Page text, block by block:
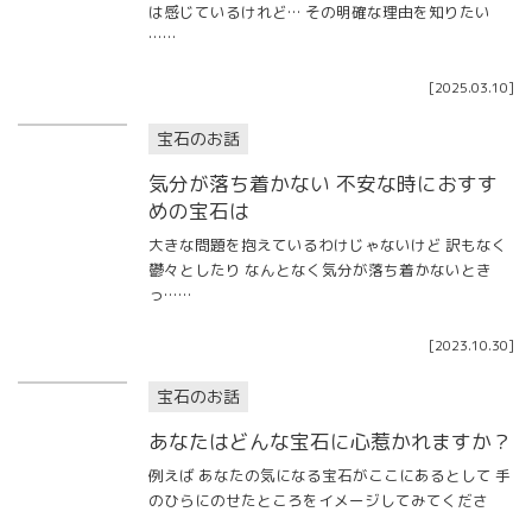
は感じているけれど… その明確な理由を知りたい
……
[2025.03.10]
宝石のお話
気分が落ち着かない 不安な時におすす
めの宝石は
大きな問題を抱えているわけじゃないけど 訳もなく
鬱々としたり なんとなく気分が落ち着かないとき
っ……
[2023.10.30]
宝石のお話
あなたはどんな宝石に心惹かれますか？
例えば あなたの気になる宝石がここにあるとして 手
のひらにのせたところをイメージしてみてくださ